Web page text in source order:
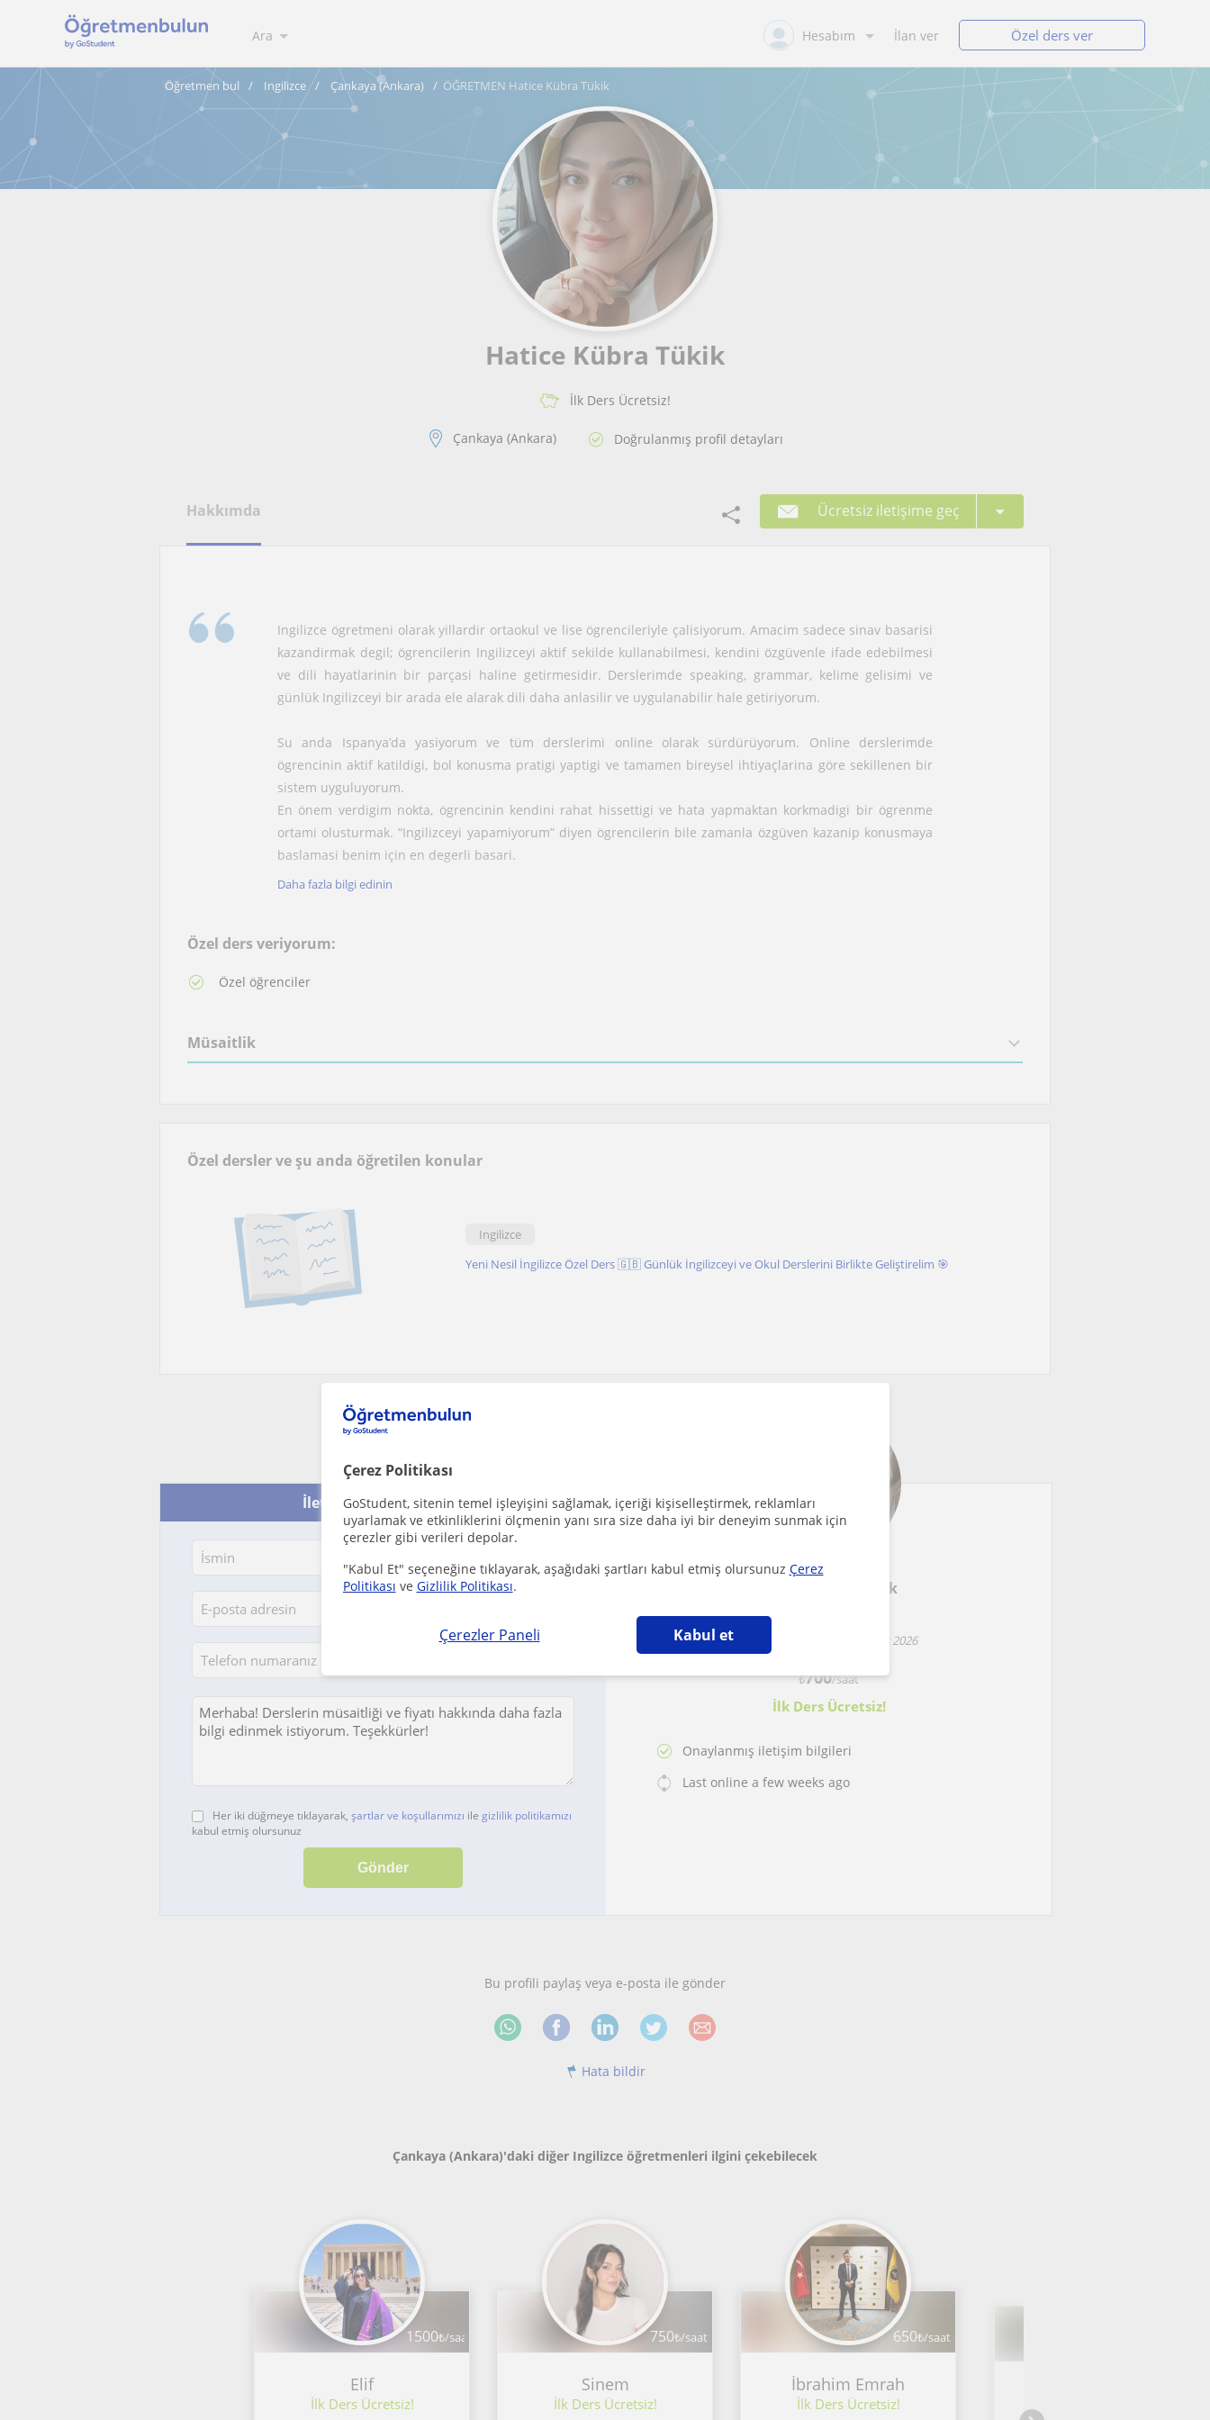
Çerez Politikası
GoStudent, sitenin temel işleyişini sağlamak, içeriği kişiselleştirmek, reklamları
uyarlamak ve etkinliklerini ölçmenin yanı sıra size daha iyi bir deneyim sunmak için
çerezler gibi verileri depolar.
"Kabul Et" seçeneğine tıklayarak, aşağıdaki şartları kabul etmiş olursunuz Çerez
Politikası ve Gizlilik Politikası.
Çerezler Paneli Kabul et
Ara Hesabım İlan ver Özel ders ver
Öğretmen bul Ingilizce Çankaya (Ankara) ÖĞRETMEN Hatice Kübra Tükik
Hatice Kübra Tükik
İlk Ders Ücretsiz!
Çankaya (Ankara) Doğrulanmış profil detayları
Hakkımda Ücretsiz iletişime geç
Ingilizce ögretmeni olarak yillardir ortaokul ve lise ögrencileriyle çalisiyorum. Amacim sadece sinav basarisi
kazandirmak degil; ögrencilerin Ingilizceyi aktif sekilde kullanabilmesi, kendini özgüvenle ifade edebilmesi
ve dili hayatlarinin bir parçasi haline getirmesidir. Derslerimde speaking, grammar, kelime gelisimi ve
günlük Ingilizceyi bir arada ele alarak dili daha anlasilir ve uygulanabilir hale getiriyorum.
Su anda Ispanya’da yasiyorum ve tüm derslerimi online olarak sürdürüyorum. Online derslerimde
ögrencinin aktif katildigi, bol konusma pratigi yaptigi ve tamamen bireysel ihtiyaçlarina göre sekillenen bir
sistem uyguluyorum.
En önem verdigim nokta, ögrencinin kendini rahat hissettigi ve hata yapmaktan korkmadigi bir ögrenme
ortami olusturmak. “Ingilizceyi yapamiyorum” diyen ögrencilerin bile zamanla özgüven kazanip konusmaya
baslamasi benim için en degerli basari.
Daha fazla bilgi edinin
Özel ders veriyorum:
Özel öğrenciler
Müsaitlik
Özel dersler ve şu anda öğretilen konular
Ingilizce
Yeni Nesil İngilizce Özel Ders 🇬🇧 Günlük İngilizceyi ve Okul Derslerini Birlikte Geliştirelim 🎯
İletişime geç - ücretsiz!
Her iki düğmeye tıklayarak, şartlar ve koşullarımızı ile gizlilik politikamızı
kabul etmiş olursunuz
Hatice Kübra Tükik
On Öğretmen Bul since Mayıs 2026
₺700/saat
İlk Ders Ücretsiz!
Onaylanmış iletişim bilgileri
Last online a few weeks ago
Bu profili paylaş veya e-posta ile gönder
Hata bildir
Çankaya (Ankara)'daki diğer Ingilizce öğretmenleri ilgini çekebilecek
1500₺/saat
Elif
İlk Ders Ücretsiz!
750₺/saat
Sinem
İlk Ders Ücretsiz!
650₺/saat
İbrahim Emrah
İlk Ders Ücretsiz!